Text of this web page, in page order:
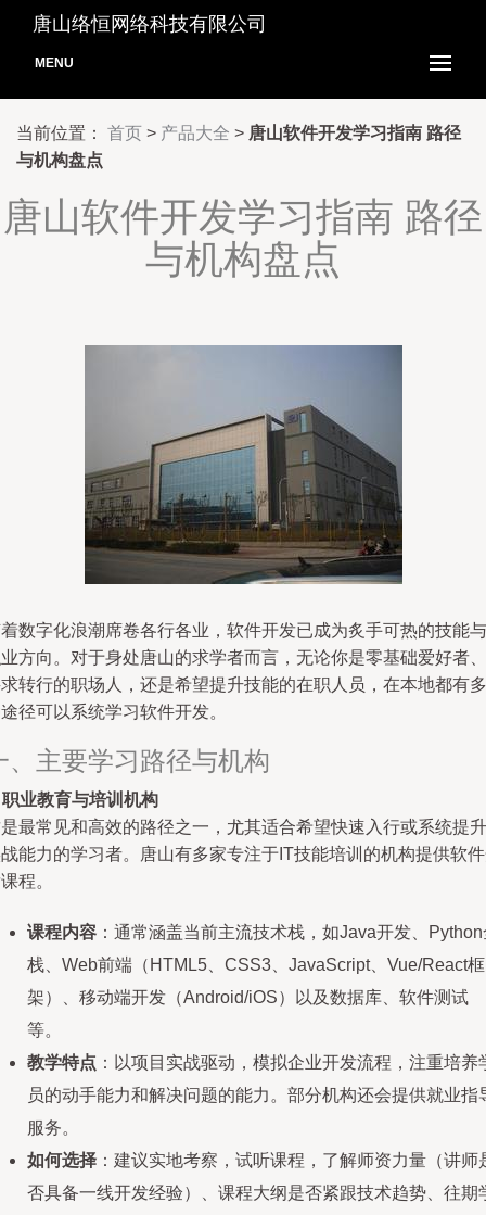
唐山络恒网络科技有限公司
MENU
当前位置： 首页 > 产品大全 > 唐山软件开发学习指南 路径
与机构盘点
唐山软件开发学习指南 路径
与机构盘点
数字化浪潮席卷各行各业，软件开发已成为炙手可热的技能与
方向。对于身处唐山的求学者而言，无论你是零基础爱好者、
转行的职场人，还是希望提升技能的在职人员，在本地都有多
径可以系统学习软件开发。
、主要学习路径与机构
职业教育与培训机构
最常见和高效的路径之一，尤其适合希望快速入行或系统提升
能力的学习者。唐山有多家专注于IT技能培训的机构提供软
程。
课程内容 ：通常涵盖当前主流技术栈，如Java开发、
栈、Web前端（HTML5、CSS3、JavaScript、Vue/React框
架）、移动端开发（Android/iOS）以及数据库、软件测试
等。
教学特点 ：以项目实战驱动，模拟企业开发流程，注重培养
员的动手能力和解决问题的能力。部分机构还会提供就业指
服务。
如何选择 ：建议实地考察，试听课程，了解师资力量（讲师
否具备一线开发经验）、课程大纲是否紧跟技术趋势、往期